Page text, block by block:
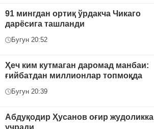
91 мингдан ортиқ ўрдакча Чикаго
дарёсига ташланди
Бугун 20:52
Ҳеч ким кутмаган даромад манбаи:
ғийбатдан миллионлар топмоқда
Бугун 20:39
Абдуқодир Ҳусанов оғир жудоликка
учради